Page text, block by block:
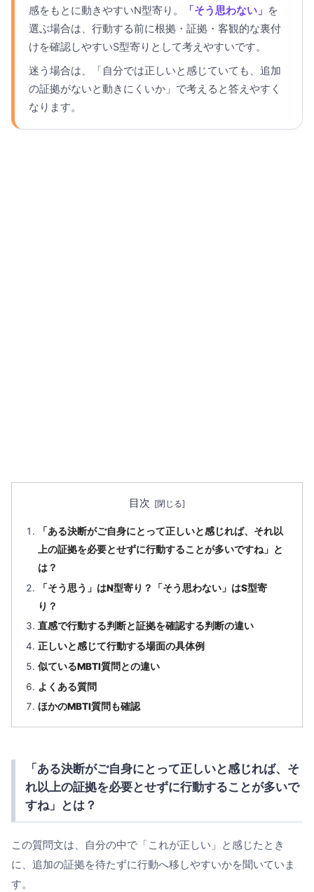
感をもとに動きやすいN型寄り。
「そう思わない」 を
選ぶ場合は、行動する前に根拠・証拠・客観的な裏付
けを確認しやすいS型寄りとして考えやすいです。
迷う場合は、「自分では正しいと感じていても、追加
の証拠がないと動きにくいか」で考えると答えやすく
なります。
目次
「ある決断がご自身にとって正しいと感じれば、それ以
上の証拠を必要とせずに行動することが多いですね」と
は？
「そう思う」はN型寄り？「そう思わない」はS型寄
り？
直感で行動する判断と証拠を確認する判断の違い
正しいと感じて行動する場面の具体例
似ているMBTI質問との違い
よくある質問
ほかのMBTI質問も確認
「ある決断がご自身にとって正しいと感じれば、そ
れ以上の証拠を必要とせずに行動することが多いで
すね」とは？
この質問文は、自分の中で「これが正しい」と感じたとき
に、追加の証拠を待たずに行動へ移しやすいかを聞いていま
す。